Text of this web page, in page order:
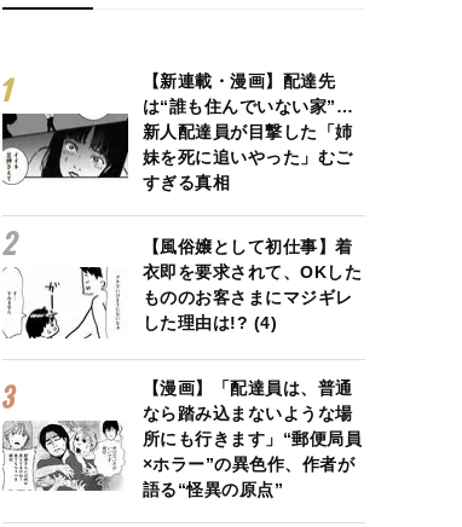
【新連載・漫画】配達先
は“誰も住んでいない家”…
新人配達員が目撃した「姉
妹を死に追いやった」むご
すぎる真相
【風俗嬢として初仕事】着
衣即を要求されて、OKした
もののお客さまにマジギレ
した理由は!? (4)
【漫画】「配達員は、普通
なら踏み込まないような場
所にも行きます」“郵便局員
×ホラー”の異色作、作者が
語る“怪異の原点”